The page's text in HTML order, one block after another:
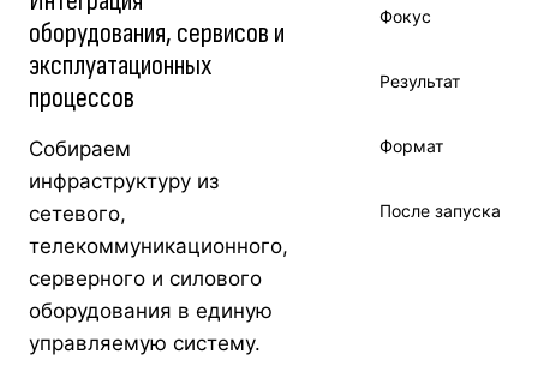
оборудования, сервисов и
эксплуатационных
процессов
Собираем
инфраструктуру из
сетевого,
телекоммуникационного,
серверного и силового
оборудования в единую
управляемую систему.
Фокус
Результат
Формат
После запуска